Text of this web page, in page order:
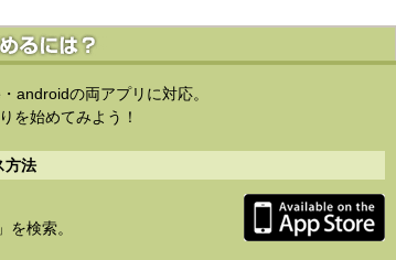
androidの両アプリに対応。
を始めてみよう！
方法
検索。